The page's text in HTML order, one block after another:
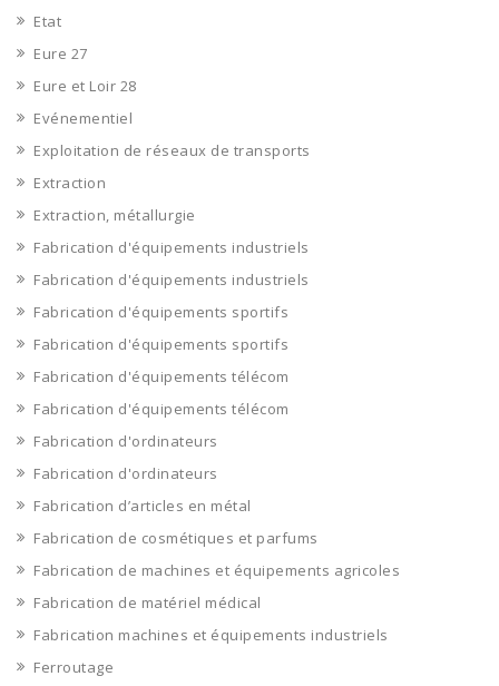
Etat
Eure 27
Eure et Loir 28
Evénementiel
Exploitation de réseaux de transports
Extraction
Extraction, métallurgie
Fabrication d'équipements industriels
Fabrication d'équipements industriels
Fabrication d'équipements sportifs
Fabrication d'équipements sportifs
Fabrication d'équipements télécom
Fabrication d'équipements télécom
Fabrication d'ordinateurs
Fabrication d'ordinateurs
Fabrication d’articles en métal
Fabrication de cosmétiques et parfums
Fabrication de machines et équipements agricoles
Fabrication de matériel médical
Fabrication machines et équipements industriels
Ferroutage